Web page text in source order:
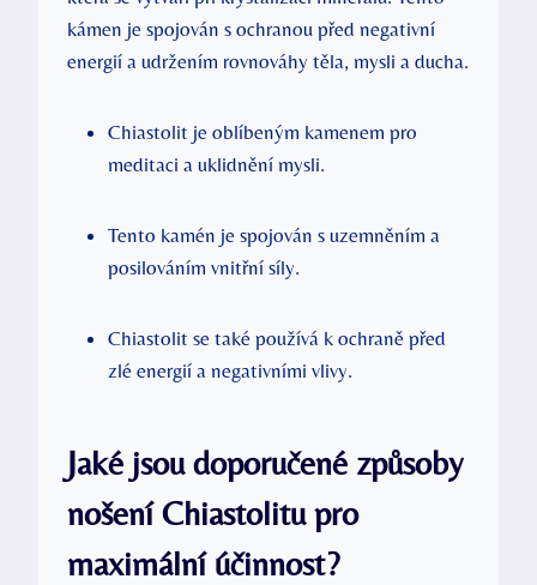
kámen je spojován s ochranou před negativní
energií a udržením rovnováhy těla, mysli a ducha.
Chiastolit je oblíbeným kamenem pro
meditaci a uklidnění mysli.
Tento kamén je spojován s uzemněním a
posilováním vnitřní síly.
Chiastolit se také používá k ochraně před
zlé energií a negativními vlivy.
Jaké jsou doporučené způsoby
nošení Chiastolitu pro
maximální účinnost?